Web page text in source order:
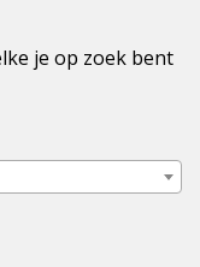
je op zoek bent